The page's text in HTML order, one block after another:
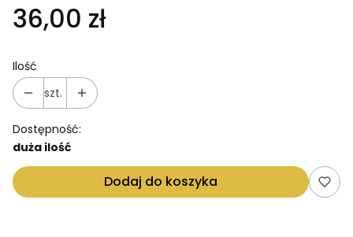
36,00 zł
Ilość
szt.
Dostępność:
duża ilość
Dodaj do koszyka